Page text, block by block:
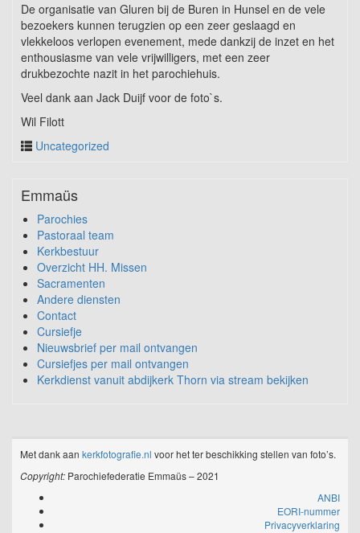
De organisatie van Gluren bij de Buren in Hunsel en de vele
bezoekers kunnen terugzien op een zeer geslaagd en
vlekkeloos verlopen evenement, mede dankzij de inzet en het
enthousiasme van vele vrijwilligers, met een zeer
drukbezochte nazit in het parochiehuis.
Veel dank aan Jack Duijf voor de foto`s.
Wil Filott
Uncategorized
Emmaüs
Parochies
Pastoraal team
Kerkbestuur
Overzicht HH. Missen
Sacramenten
Andere diensten
Contact
Cursiefje
Nieuwsbrief per mail ontvangen
Cursiefjes per mail ontvangen
Kerkdienst vanuit abdijkerk Thorn via stream bekijken
Met dank aan kerkfotografie.nl voor het ter beschikking stellen van foto’s.
Copyright: Parochiefederatie Emmaüs – 2021
ANBI
EORI-nummer
Privacyverklaring